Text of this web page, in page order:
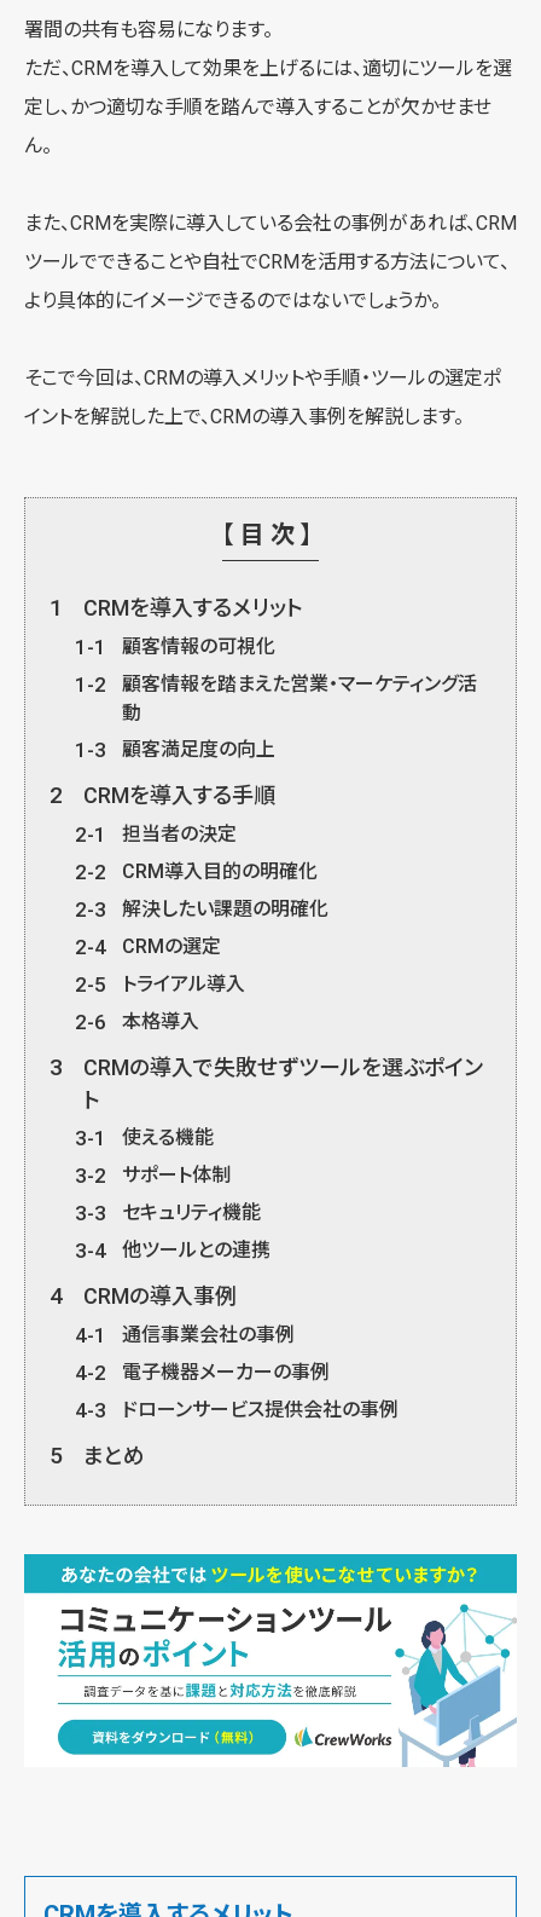
署間の共有も容易になります。
ただ、CRMを導入して効果を上げるには、適切にツールを選
定し、かつ適切な手順を踏んで導入することが欠かせませ
ん。
また、CRMを実際に導入している会社の事例があれば、CRM
ツールでできることや自社でCRMを活用する方法について、
より具体的にイメージできるのではないでしょうか。
そこで今回は、CRMの導入メリットや手順・ツールの選定ポ
イントを解説した上で、CRMの導入事例を解説します。
【目次】
1 CRMを導入するメリット
1-1 顧客情報の可視化
1-2
顧客情報を踏まえた営業・マーケティング活
動
1-3 顧客満足度の向上
2 CRMを導入する手順
2-1 担当者の決定
2-2 CRM導入目的の明確化
2-3 解決したい課題の明確化
2-4 CRMの選定
2-5 トライアル導入
2-6 本格導入
3
CRMの導入で失敗せずツールを選ぶポイン
ト
3-1 使える機能
3-2 サポート体制
3-3 セキュリティ機能
3-4 他ツールとの連携
4 CRMの導入事例
4-1 通信事業会社の事例
4-2 電子機器メーカーの事例
4-3 ドローンサービス提供会社の事例
5 まとめ